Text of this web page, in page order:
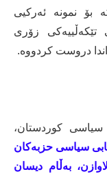
بۆ نمونە ئەركیی
تێكەڵییەكی زۆری
دروست كردووە.
كوردستان،
سیاسی حزبەكان
بەڵام دیسان